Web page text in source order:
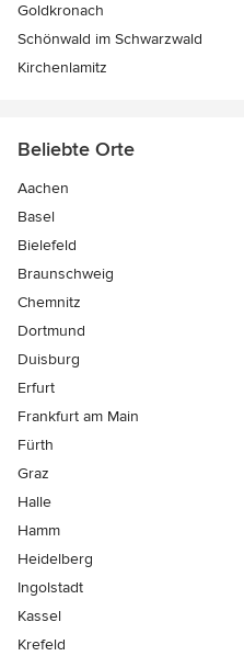
Goldkronach
Schönwald im Schwarzwald
Kirchenlamitz
Beliebte Orte
Aachen
Basel
Bielefeld
Braunschweig
Chemnitz
Dortmund
Duisburg
Erfurt
Frankfurt am Main
Fürth
Graz
Halle
Hamm
Heidelberg
Ingolstadt
Kassel
Krefeld